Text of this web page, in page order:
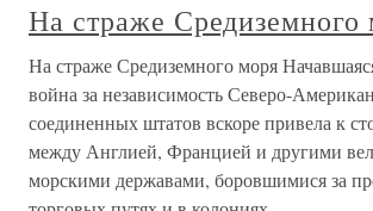
На страже Средиземного
На страже Средиземного моря
война за независимость Северо-
соединенных штатов вскоре привела к
между Англией, Францией и другими
морскими державами, боровшимися за